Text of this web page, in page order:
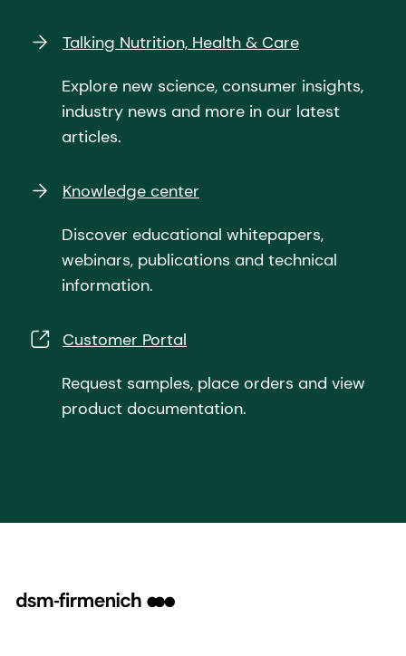
Talking Nutrition, Health & Care
Explore new science, consumer insights,
industry news and more in our latest
articles.
Knowledge center
Discover educational whitepapers,
webinars, publications and technical
information.
Customer Portal
Request samples, place orders and view
product documentation.